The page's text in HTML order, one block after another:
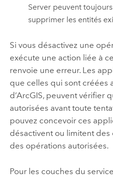
Server peuvent
supprimer les entités
Si vous désactivez une
exécute une action liée à
renvoie une erreur. Les
que celles qui sont créées
d’ArcGIS, peuvent vérifier
autorisées avant toute
pouvez concevoir ces
désactivent ou limitent
des opérations autorisées.
Pour les couches du